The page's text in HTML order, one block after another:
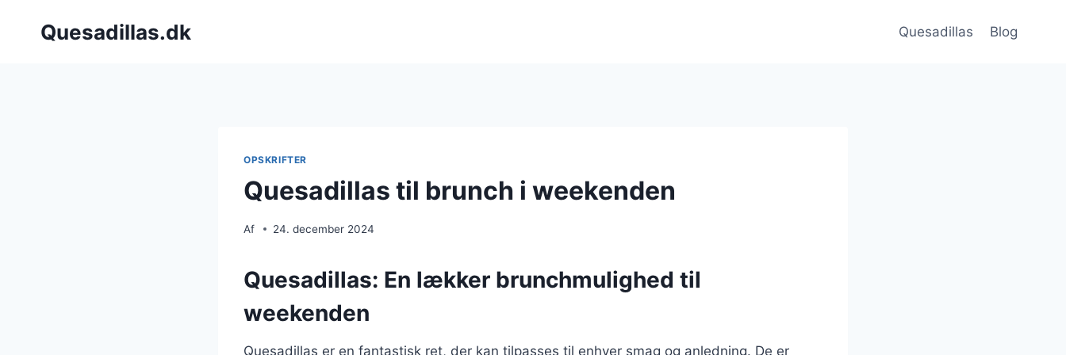
Quesadillas.dk Quesadillas Blog
OPSKRIFTER
Quesadillas til brunch i weekenden
Af 24. december 2024
Quesadillas: En lækker brunchmulighed til
weekenden
Quesadillas er en fantastisk ret, der kan tilpasses til enhver smag og anledning. De er